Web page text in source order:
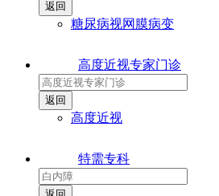
糖尿病视网膜病变
高度近视专家门诊
高度近视
特需专科